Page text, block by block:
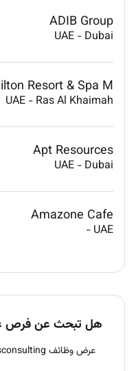
ADIB Group
UAE - Dubai
Resort & Spa M...
UAE - Ras Al Khaimah
Apt Resources
UAE - Dubai
Amazone Cafe
UAE
-
هل تبحث عن فرص
عرض وظائف Sinlessconsulting العالمية